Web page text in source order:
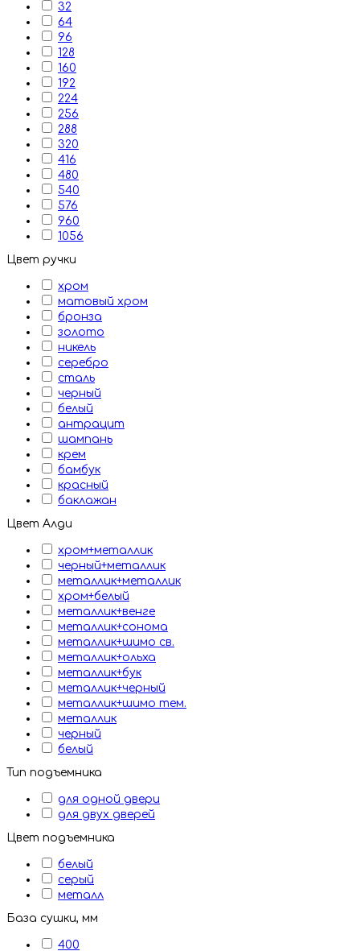
32
64
96
128
160
192
224
256
288
320
416
480
540
576
960
1056
Цвет ручки
хром
матовый хром
бронза
золото
никель
серебро
сталь
черный
белый
антрацит
шампань
крем
бамбук
красный
баклажан
Цвет Алди
хром+металлик
черный+металлик
металлик+металлик
хром+белый
металлик+венге
металлик+сонома
металлик+шимо св.
металлик+ольха
металлик+бук
металлик+черный
металлик+шимо тем.
металлик
черный
белый
Тип подъемника
для одной двери
для двух дверей
Цвет подъемника
белый
серый
металл
База сушки, мм
400